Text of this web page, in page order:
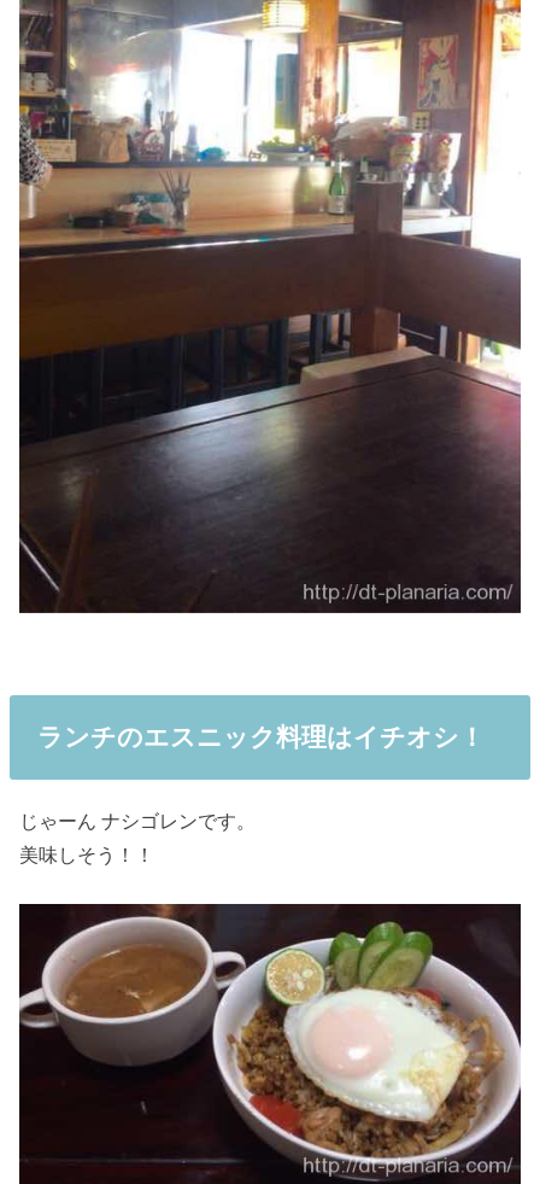
ランチのエスニック料理はイチオシ！
じゃーん ナシゴレンです。
美味しそう！！